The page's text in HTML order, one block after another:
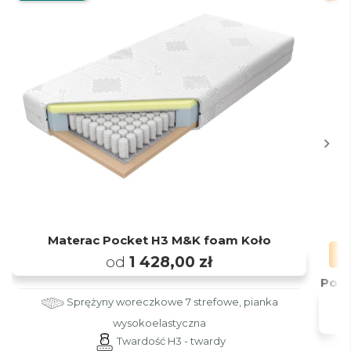
Materac Pocket H3 M&K foam Koło
od 1 428,00 zł
Sprężyny woreczkowe 7 strefowe, pianka
wysokoelastyczna
Twardość H3 - twardy